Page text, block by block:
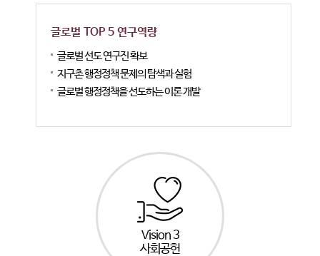
글로벌 TOP 5 연구역량
글로벌 선도 연구진 확보
지구촌 행정정책 문제의 탐색과 실험
글로벌 행정정책을 선도하는 이론 개발
Vision 3
사회공헌